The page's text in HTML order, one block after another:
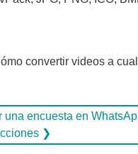
convertir videos a
una encuesta en
❯